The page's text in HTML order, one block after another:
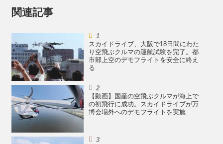
関連記事
スカイドライブ、大阪で18日間にわた
り空飛ぶクルマの運航試験を完了。都
市部上空のデモフライトを安全に終え
る
【動画】国産の空飛ぶクルマが海上で
の初飛行に成功。スカイドライブが万
博会場外へのデモフライトを実施